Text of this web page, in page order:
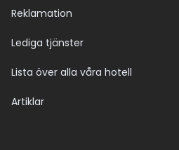
Reklamation
Lediga tjänster
Lista över alla våra hotell
Artiklar